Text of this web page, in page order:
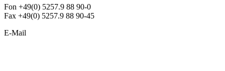
Fon +49(0) 5257.9 88 90-0
Fax +49(0) 5257.9 88 90-45
E-Mail